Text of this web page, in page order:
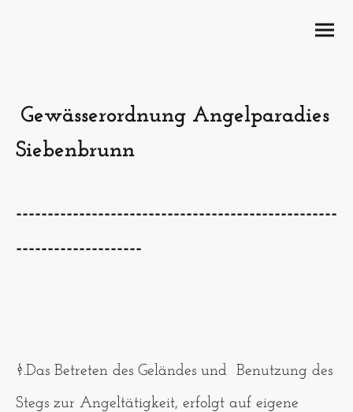
Gewässerordnung Angelparadies
Siebenbrunn
---------------------------------------------------
--------------------
§.Das Betreten des Geländes und Benutzung des
Stegs zur Angeltätigkeit, erfolgt auf eigene